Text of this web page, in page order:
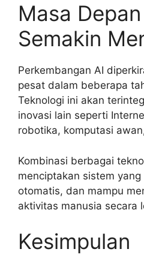
Masa
Semakin
Perkembangan AI
pesat dalam beberapa
Teknologi ini akan
inovasi lain seperti
robotika, komputasi
Kombinasi berbagai
menciptakan sistem
otomatis, dan mampu
aktivitas manusia secara
Kesimpulan